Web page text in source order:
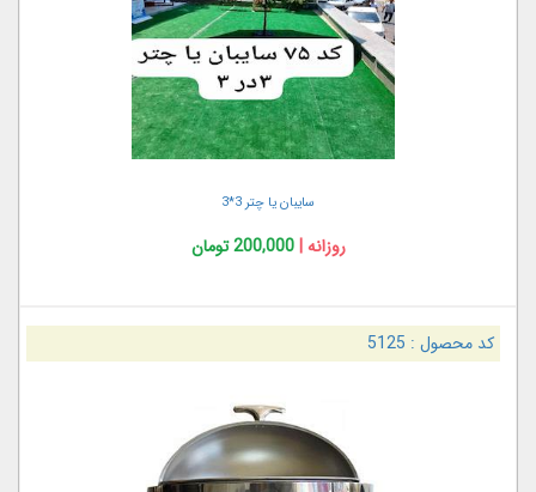
سایبان یا چتر 3*3
روزانه |200,000 تومان
کد محصول : 5125